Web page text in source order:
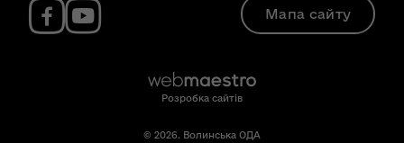
Мапа сайту
Розробка сайтів
© 2026. Волинська ОДА